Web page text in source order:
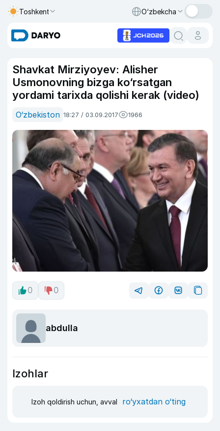
Toshkent O‘zbekcha
Shavkat Mirziyoyev: Alisher
Usmonovning bizga ko‘rsatgan
yordami tarixda qolishi kerak (video)
O‘zbekiston 18:27 / 03.09.2017 1966
0 0
abdulla
Izohlar
Izoh qoldirish uchun, avval ro‘yxatdan o‘ting